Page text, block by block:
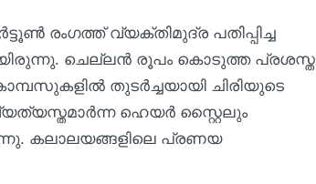
രംഗത്ത് വ്യക്തിമുദ്ര പതിപ്പിച്ച
ചെല്ലൻ രൂപം കൊടുത്ത പ്രശസ്ത
തുടര്‍ച്ചയായി ചിരിയുടെ
ഹെയര്‍ സ്റ്റൈലും
കലാലയങ്ങളിലെ പ്രണയ